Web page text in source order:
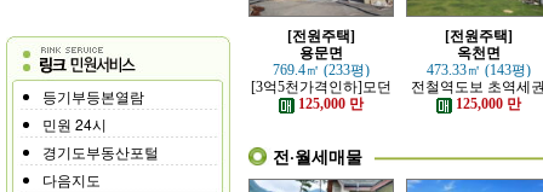
등기부등본열람
민원 24시
경기도부동산포털
다음지도
[전원주택]
용문면
769.4㎡ (233평)
[3억5천가격인하]모던
하고 고급스러운 본채,
별채있는 전원주택
125,000 만
[전원주택]
옥천면
473.33㎡ (143평)
전철역도보 초역세
강조망 고급전원주
125,000 만
전·월세매물